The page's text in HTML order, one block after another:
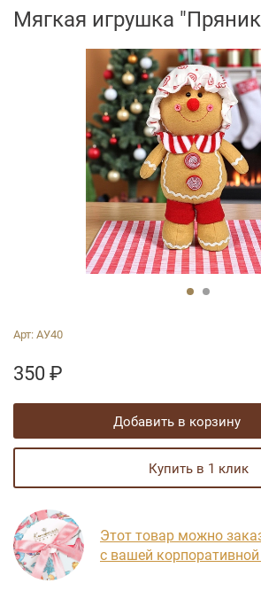
Мягкая игрушка
Арт:АУ40
350 ₽
добавить в корзину
купить в 1 клик
Этот товар можно
с вашей